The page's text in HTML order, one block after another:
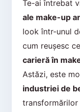
Te-ai întrebat
ale make-up
look într-unul
cum reușesc
carieră în
Astăzi, este
industriei de
transformărilor